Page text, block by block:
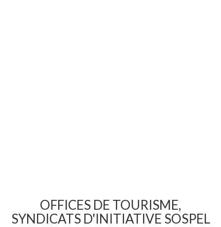
OFFICES DE TOURISME,
SYNDICATS D'INITIATIVE SOSPEL